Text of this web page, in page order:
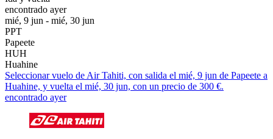
encontrado ayer
mié, 9 jun - mié, 30 jun
PPT
Papeete
HUH
Huahine
Seleccionar vuelo de Air Tahiti, con salida el mié, 9 jun de Papeete a
Huahine, y vuelta el mié, 30 jun, con un precio de 300 €.
encontrado ayer